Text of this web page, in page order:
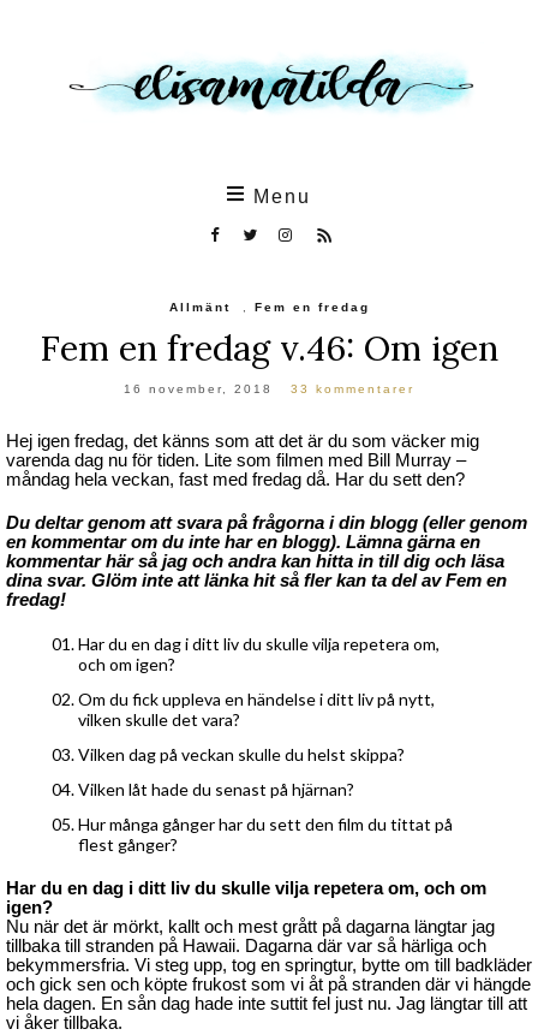
Menu
Allmänt , Fem en fredag
Fem en fredag v.46: Om igen
16 november, 2018 33 kommentarer
Hej igen fredag, det känns som att det är du som väcker mig
varenda dag nu för tiden. Lite som filmen med Bill Murray –
måndag hela veckan, fast med fredag då. Har du sett den?
Du deltar genom att svara på frågorna i din blogg (eller genom
en kommentar om du inte har en blogg). Lämna gärna en
kommentar här så jag och andra kan hitta in till dig och läsa
dina svar. Glöm inte att länka hit så fler kan ta del av Fem en
fredag!
Har du en dag i ditt liv du skulle vilja repetera om,
och om igen?
Om du fick uppleva en händelse i ditt liv på nytt,
vilken skulle det vara?
Vilken dag på veckan skulle du helst skippa?
Vilken låt hade du senast på hjärnan?
Hur många gånger har du sett den film du tittat på
flest gånger?
Har du en dag i ditt liv du skulle vilja repetera om, och om
igen?
Nu när det är mörkt, kallt och mest grått på dagarna längtar jag
tillbaka till stranden på Hawaii. Dagarna där var så härliga och
bekymmersfria. Vi steg upp, tog en springtur, bytte om till badkläder
och gick sen och köpte frukost som vi åt på stranden där vi hängde
hela dagen. En sån dag hade inte suttit fel just nu. Jag längtar till att
vi åker tillbaka.